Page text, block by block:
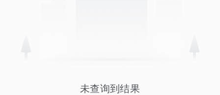
未查询到结果